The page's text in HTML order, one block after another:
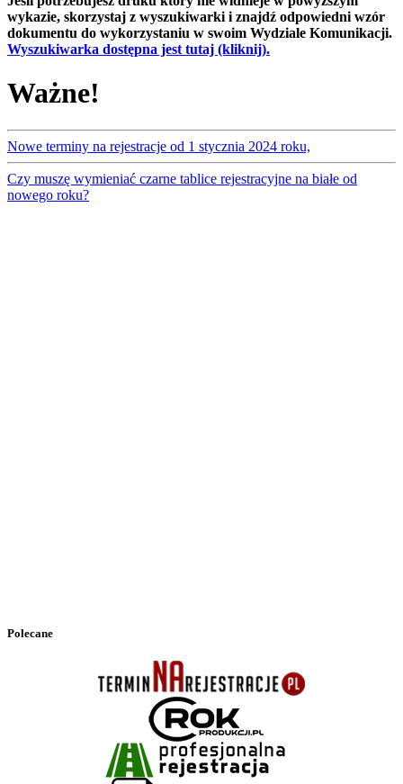
wykazie, skorzystaj z wyszukiwarki i znajdź odpowiedni wzór
dokumentu do wykorzystaniu w swoim Wydziale Komunikacji.
Wyszukiwarka dostępna jest tutaj (kliknij).
Ważne!
Nowe terminy na rejestracje od 1 stycznia 2024 roku,
Czy muszę wymieniać czarne tablice rejestracyjne na białe od
nowego roku?
Polecane